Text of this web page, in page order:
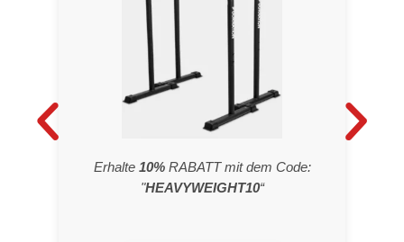
Erhalte 10%RABATT mit dem Code:
"HEAVYWEIGHT10“